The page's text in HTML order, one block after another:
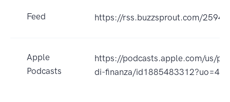
Feed https://rss.buzzsprout.com/
Apple
Podcasts
https://podcasts.apple.com/us/
di-finanza/id1885483312?uo=4